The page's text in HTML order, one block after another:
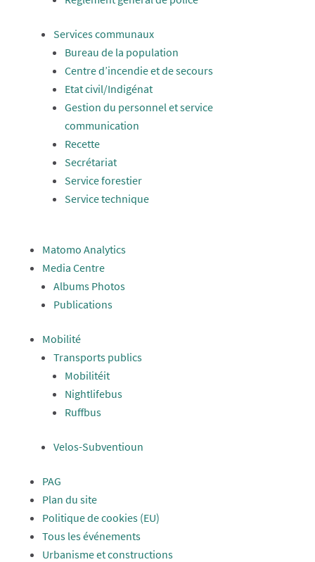
Services communaux
Bureau de la population
Centre d’incendie et de secours
Etat civil/Indigénat
Gestion du personnel et service
communication
Recette
Secrétariat
Service forestier
Service technique
Matomo Analytics
Media Centre
Albums Photos
Publications
Mobilité
Transports publics
Mobilitéit
Nightlifebus
Ruffbus
Velos-Subventioun
PAG
Plan du site
Politique de cookies (EU)
Tous les événements
Urbanisme et constructions